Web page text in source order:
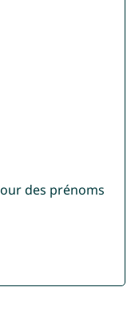
des prénoms